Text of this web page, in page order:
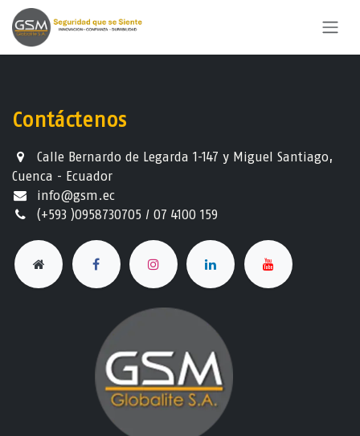
Ir al contenido
Contáctenos
Calle Bernardo de Legarda 1-147 y Miguel Santiago,
Cuenca - Ecuador
info@gsm.ec​
(+593 )0958730705 / 07 4100 159